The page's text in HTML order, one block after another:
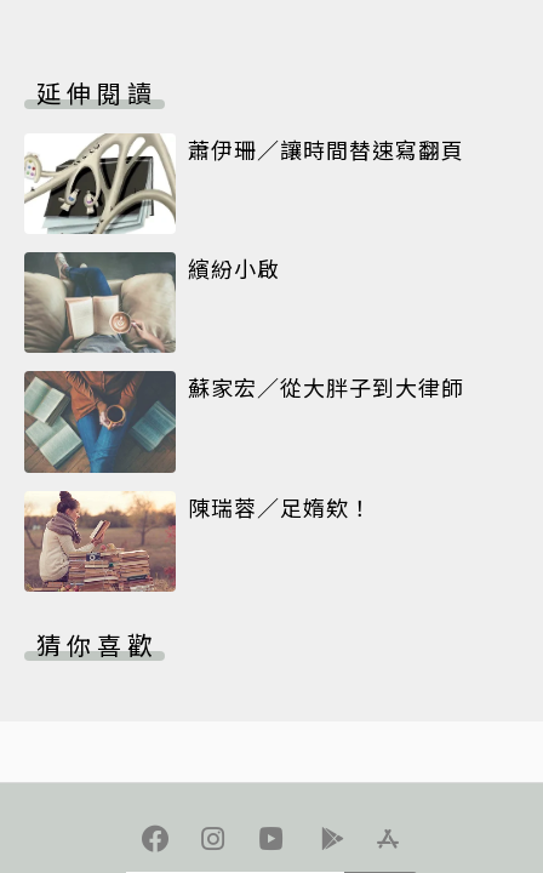
延伸閱讀
蕭伊珊／讓時間替速寫翻頁
繽紛小啟
蘇家宏／從大胖子到大律師
陳瑞蓉／足媠欸！
猜你喜歡